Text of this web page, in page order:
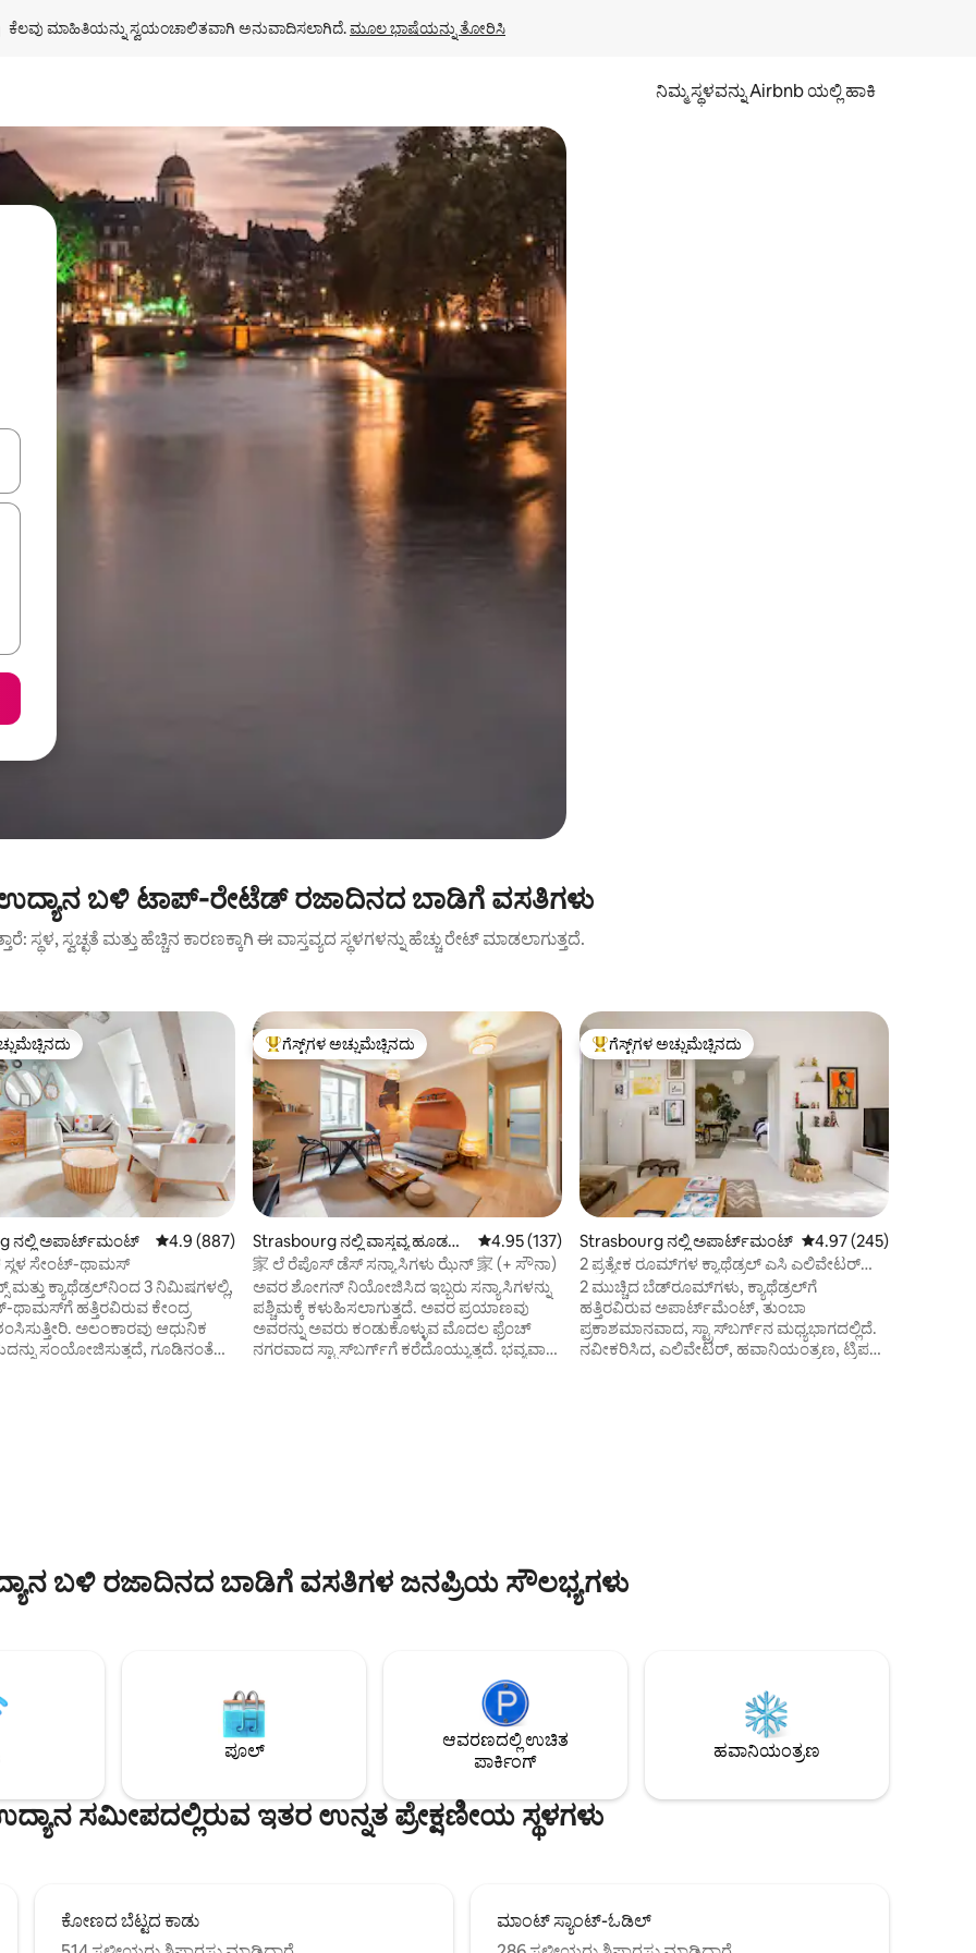
ಕೆಲವು ಮಾಹಿತಿಯನ್ನು ಸ್ವಯಂಚಾಲಿತವಾಗಿ ಅನುವಾದಿಸಲಾಗಿದೆ. ಮೂಲ ಭಾಷೆಯನ್ನು ತೋರಿಸಿ
ನಿಮ್ಮ ಸ್ಥಳವನ್ನು Airbnb ಯಲ್ಲಿ ಹಾಕಿ
ನ್ಯಾವಿಗೇಟ್ ಮಾಡಿ ಅಥವಾ ಸ್ಪರ್ಶ ಅಥವಾ ಸ್ವೈಪ್ ಗೆಸ್ಚರ್‌ಗಳ ಮೂಲಕ ಅನ್ವೇಷಿಸಿ.
ಬಳಿ ಟಾಪ್-ರೇಟೆಡ್ ರಜಾದಿನದ ಬಾಡಿಗೆ ವಸತಿಗಳು
ಸ್ಥಳ, ಸ್ವಚ್ಛತೆ ಮತ್ತು ಹೆಚ್ಚಿನ ಕಾರಣಕ್ಕಾಗಿ ಈ ವಾಸ್ತವ್ಯದ ಸ್ಥಳಗಳನ್ನು ಹೆಚ್ಚು ರೇಟ್ ಮಾಡಲಾಗುತ್ತದೆ.
348 ವಿಮರ್ಶೆಗಳು
ನಲ್ಲಿ ಅಪಾರ್ಟ್‌ಮಂಟ್ 5 ರಲ್ಲಿ 4.9 ಸರಾಸರಿ ರೇಟಿಂಗ್, 887 ವಿಮರ್ಶೆಗಳು
4.9 (887)
ಸೇಂಟ್-ಥಾಮಸ್
ಮತ್ತು ಕ್ಯಾಥೆಡ್ರಲ್‌ನಿಂದ 3 ನಿಮಿಷಗಳಲ್ಲಿ,
ಥಾಮಸ್‌ಗೆ ಹತ್ತಿರವಿರುವ ಕೇಂದ್ರ
ಅಲಂಕಾರವು ಆಧುನಿಕ
ಸಂಯೋಜಿಸುತ್ತದೆ, ಗೂಡಿನಂತೆ
ಗೆಸ್ಟ್‌ಗಳಿಗೆ ಅತಿ ಹೆಚ್ಚು ಅಚ್ಚುಮೆಚ್ಚಿನದು
ಗೆಸ್ಟ್‌ಗಳ ಅಚ್ಚುಮೆಚ್ಚಿನದು
Strasbourg ನಲ್ಲಿ ವಾಸ್ತವ್ಯ ಹೂಡಬ
ಹುದಾದ ಸ್ಥಳ
5 ರಲ್ಲಿ 4.95 ಸರಾಸರಿ ರೇಟಿಂಗ್, 137 ವಿಮರ್ಶೆಗಳು
4.95 (137)
家 ಲೆ ರೆಪೊಸ್ ಡೆಸ್ ಸನ್ಯಾಸಿಗಳು ಝೆನ್ 家 (+ ಸೌನಾ)
ಅವರ ಶೋಗನ್ ನಿಯೋಜಿಸಿದ ಇಬ್ಬರು ಸನ್ಯಾಸಿಗಳನ್ನು
ಪಶ್ಚಿಮಕ್ಕೆ ಕಳುಹಿಸಲಾಗುತ್ತದೆ. ಅವರ ಪ್ರಯಾಣವು
ಅವರನ್ನು ಅವರು ಕಂಡುಕೊಳ್ಳುವ ಮೊದಲ ಫ್ರೆಂಚ್
ನಗರವಾದ ಸ್ಟ್ರಾಸ್‌ಬರ್ಗ್‌ಗೆ ಕರೆದೊಯ್ಯುತ್ತದೆ. ಭವ್ಯವಾದ
ಗೆಸ್ಟ್‌ಗಳಿಗೆ ಅತಿ ಹೆಚ್ಚು ಅಚ್ಚುಮೆಚ್ಚಿನದು
ಗೆಸ್ಟ್‌ಗಳ ಅಚ್ಚುಮೆಚ್ಚಿನದು
Strasbourg ನಲ್ಲಿ ಅಪಾರ್ಟ್‌ಮಂಟ್ 5 ರಲ್ಲಿ 4.97 ಸರಾಸರಿ
4.97 (245)
2 ಪ್ರತ್ಯೇಕ ರೂಮ್‌ಗಳ ಕ್ಯಾಥೆಡ್ರಲ್ ಎಸಿ ಎಲಿವೇಟರ್
ಉತ್ತಮ ನೋಟ
2 ಮುಚ್ಚಿದ ಬೆಡ್‌ರೂಮ್‌ಗಳು, ಕ್ಯಾಥೆಡ್ರಲ್‌ಗೆ
ಹತ್ತಿರವಿರುವ ಅಪಾರ್ಟ್‌ಮೆಂಟ್, ತುಂಬಾ
ಪ್ರಕಾಶಮಾನವಾದ, ಸ್ಟ್ರಾಸ್‌ಬರ್ಗ್‌ನ ಮಧ್ಯಭಾಗದಲ್ಲಿದೆ.
ನವೀಕರಿಸಿದ, ಎಲಿವೇಟರ್, ಹವಾನಿಯಂತ್ರಣ, ಟ್ರಿಪಲ್
ಬಳಿ ರಜಾದಿನದ ಬಾಡಿಗೆ ವಸತಿಗಳ ಜನಪ್ರಿಯ ಸೌಲಭ್ಯಗಳು
ಪೂಲ್
ಆವರಣದಲ್ಲಿ ಉಚಿತ
ಪಾರ್ಕಿಂಗ್
ಹವಾನಿಯಂತ್ರಣ
ಸಮೀಪದಲ್ಲಿರುವ ಇತರ ಉನ್ನತ ಪ್ರೇಕ್ಷಣೀಯ ಸ್ಥಳಗಳು
ಕೋಣದ ಬೆಟ್ಟದ ಕಾಡು
ಮಾಂಟ್ ಸ್ಯಾಂಟ್-ಓಡಿಲ್